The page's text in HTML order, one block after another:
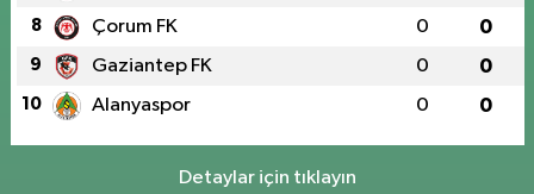
8 Çorum FK 0 0
9 Gaziantep FK 0 0
10 Alanyaspor 0 0
Detaylar için tıklayın